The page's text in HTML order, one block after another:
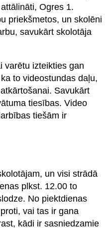
Ogres 1.
priekšmetos, un skolēni
savukārt skolotāja
varētu izteikties gan
to videostundas daļu,
Savukārt
tiesības. Video
tiešām ir
un visi strādā
plkst. 12.00 to
No piektdienas
vai tas ir gana
kādi ir sasniedzamie